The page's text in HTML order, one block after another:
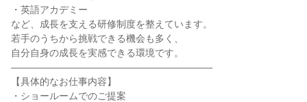
・英語アカデミー
など、成長を支える研修制度を整えています。
若手のうちから挑戦できる機会も多く、
自分自身の成長を実感できる環境です。
―――――――――――――――――――――
【具体的なお仕事内容】
・ショールームでのご提案